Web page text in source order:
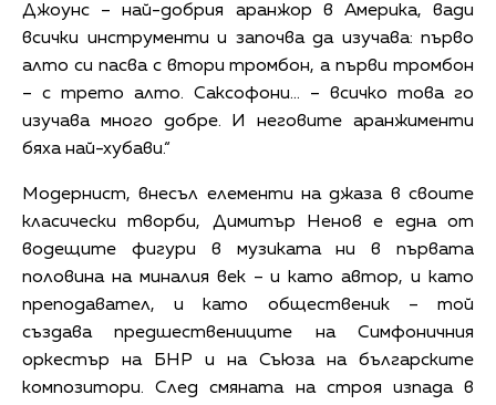
Джоунс – най-добрия аранжор в Америка, вади
всички инструменти и започва да изучава: първо
алто си пасва с втори тромбон, а първи тромбон
– с трето алто. Саксофони... – всичко това го
изучава много добре. И неговите аранжименти
бяха най-хубави.“
Модернист, внесъл елементи на джаза в своите
класически творби, Димитър Ненов е една от
водещите фигури в музиката ни в първата
половина на миналия век – и като автор, и като
преподавател, и като общественик – той
създава предшествениците на Симфоничния
оркестър на БНР и на Съюза на българските
композитори. След смяната на строя изпада в